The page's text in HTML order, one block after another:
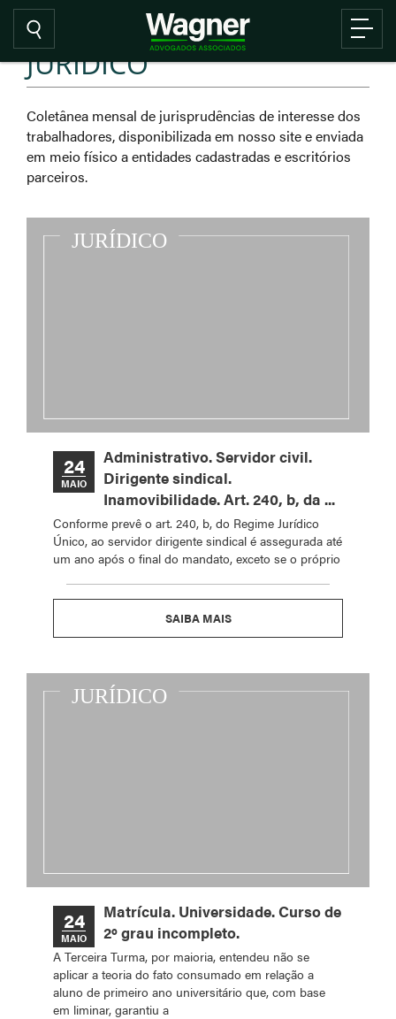
JURÍDICO
Coletânea mensal de jurisprudências de interesse dos
trabalhadores, disponibilizada em nosso site e enviada
em meio físico a entidades cadastradas e escritórios
parceiros.
24
MAIO
Administrativo. Servidor civil.
Dirigente sindical.
Inamovibilidade. Art. 240, b, da ...
Conforme prevê o art. 240, b, do Regime Jurídico
Único, ao servidor dirigente sindical é assegurada até
um ano após o final do mandato, exceto se o próprio
SAIBA MAIS
24
MAIO
Matrícula. Universidade. Curso de
2º grau incompleto.
A Terceira Turma, por maioria, entendeu não se
aplicar a teoria do fato consumado em relação a
aluno de primeiro ano universitário que, com base
em liminar, garantiu a